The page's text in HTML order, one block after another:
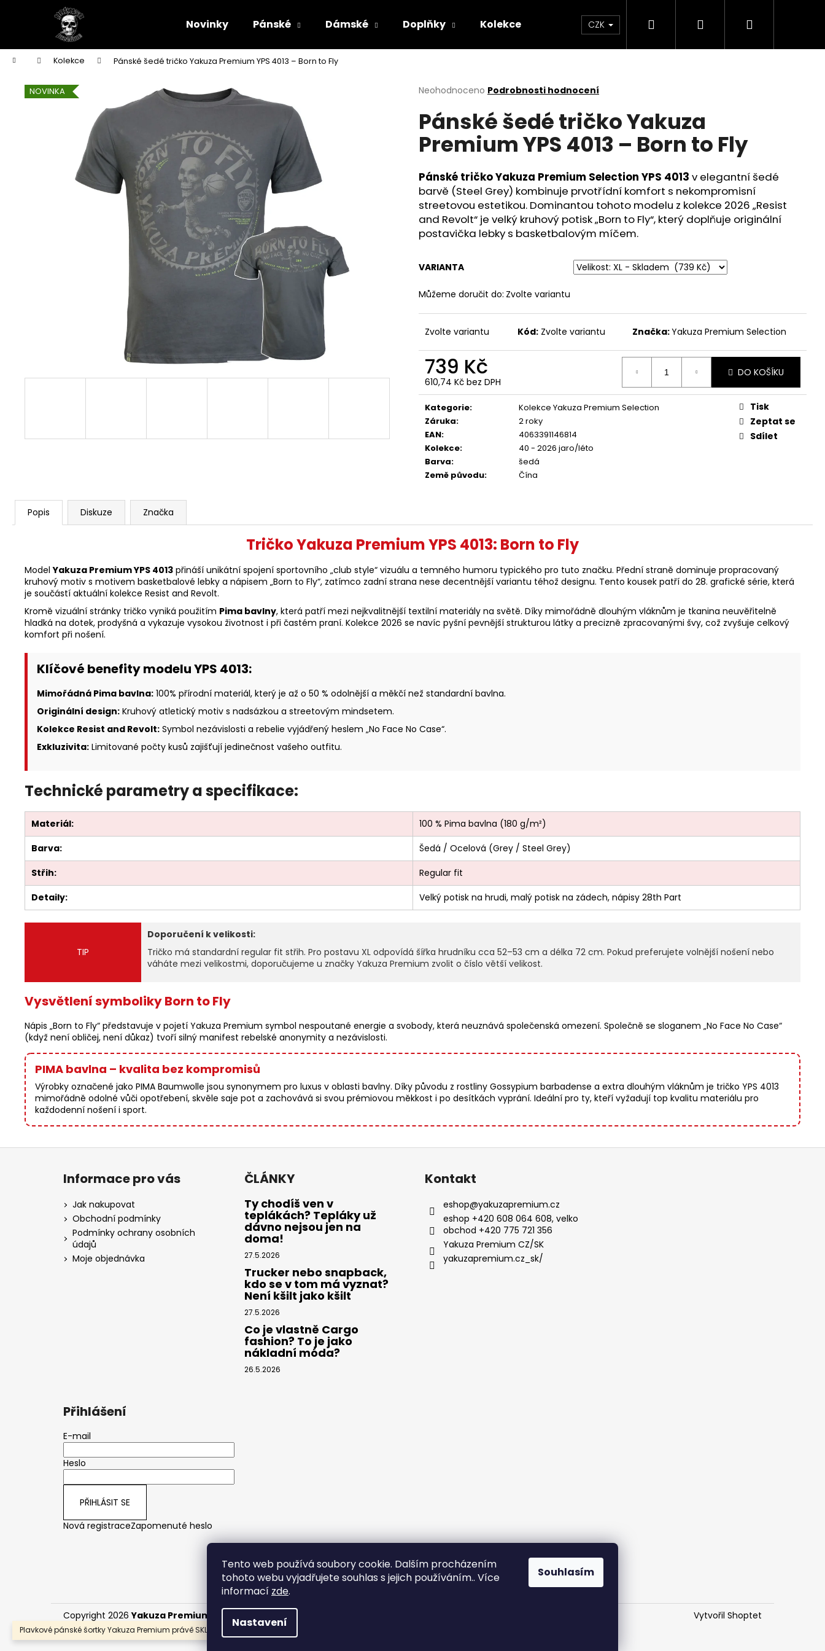
Tento web používá soubory cookie. Dalším procházením
tohoto webu vyjadřujete souhlas s jejich používáním.. Více
informací zde.
Nastavení
Souhlasím
Plavkové pánské šortky Yakuza Premium právě SKLADEM
Novinky Pánské Dámské Doplňky Kolekce Kontakt Velkoobchod Obchodní
CZK Hledat PřihlášeníNákupní
Domů Kolekce Pánské šedé tričko Yakuza Premium YPS 4013 – Born to Fly
Průměrné
produktu
je
0,0
hvězdiček.
Neohodnoceno Podrobnosti hodnocení
Pánské šedé tričko Yakuza
Premium YPS 4013 – Born to Fly
Pánské tričko Yakuza Premium Selection YPS 4013 v elegantní šedé
barvě (Steel Grey) kombinuje prvotřídní komfort s nekompromisní
streetovou estetikou. Dominantou tohoto modelu z kolekce 2026 „Resist
and Revolt“ je velký kruhový potisk „Born to Fly“, který doplňuje originální
postavička lebky s basketbalovým míčem.
VARIANTA
Můžeme doručit do: Zvolte variantu
Zvolte variantu Kód: Zvolte variantu Značka:Yakuza Premium Selection
739 Kč
610,74 Kč bez DPH
Měrná
cena:
DO KOŠÍKU
Kategorie:
Kolekce Yakuza Premium Selection
Záruka:
2 roky
EAN:
4063391146814
Kolekce:
40 - 2026 jaro/léto
Barva:
šedá
Země původu: Čína
Tisk
Zeptat se
Sdílet
NOVINKA
Popis Diskuze Značka
Tričko Yakuza Premium YPS 4013: Born to Fly
ModelYakuza Premium YPS 4013 přináší unikátní spojení sportovního „club style“ vizuálu a temného humoru typického pro tuto značku. Přední straně dominuje propracovaný
kruhový motiv s motivem basketbalové lebky a nápisem „Born to Fly“, zatímco zadní strana nese decentnější variantu téhož designu. Tento kousek patří do 28. grafické série, která
je součástí aktuální kolekce Resist and Revolt.
Kromě vizuální stránky tričko vyniká použitím Pima bavlny, která patří mezi nejkvalitnější textilní materiály na světě. Díky mimořádně dlouhým vláknům je tkanina neuvěřitelně
hladká na dotek, prodyšná a vykazuje vysokou životnost i při častém praní. Kolekce 2026 se navíc pyšní pevnější strukturou látky a precizně zpracovanými švy, což zvyšuje celkový
komfort při nošení.
Klíčové benefity modelu YPS 4013:
Mimořádná Pima bavlna: 100% přírodní materiál, který je až o 50 % odolnější a měkčí než standardní bavlna.
Originální design: Kruhový atletický motiv s nadsázkou a streetovým mindsetem.
Kolekce Resist and Revolt: Symbol nezávislosti a rebelie vyjádřený heslem „No Face No Case“.
Exkluzivita: Limitované počty kusů zajišťují jedinečnost vašeho outfitu.
Technické parametry a specifikace:
Materiál:
100 % Pima bavlna (180 g/m²)
Barva:
Šedá / Ocelová (Grey / Steel Grey)
Střih:
Regular fit
Detaily:
Velký potisk na hrudi, malý potisk na zádech, nápisy 28th Part
TIP
Doporučení k velikosti:
Tričko má standardní regular fit střih. Pro postavu XL odpovídá šířka hrudníku cca 52–53 cm a délka 72 cm. Pokud preferujete volnější nošení nebo
váháte mezi velikostmi, doporučujeme u značky Yakuza Premium zvolit o číslo větší velikost.
Vysvětlení symboliky Born to Fly
Nápis „Born to Fly“ představuje v pojetí Yakuza Premium symbol nespoutané energie a svobody, která neuznává společenská omezení. Společně se sloganem „No Face No Case“
(když není obličej, není důkaz) tvoří silný manifest rebelské anonymity a nezávislosti.
PIMA bavlna – kvalita bez kompromisů
Výrobky označené jako PIMA Baumwolle jsou synonymem pro luxus v oblasti bavlny. Díky původu z rostliny Gossypium barbadense a extra dlouhým vláknům je tričko YPS 4013
mimořádně odolné vůči opotřebení, skvěle saje pot a zachovává si svou prémiovou měkkost i po desítkách vyprání. Ideální pro ty, kteří vyžadují top kvalitu materiálu pro
každodenní nošení i sport.
í
Zpět
do
obchodu
Zpět
do
obchodu
Co potřebujete najít?
HLEDAT
Doporučujeme
CARGO KRAŤASY YAKUZA PREMIUM
1 623 Kč
ČERNÉ PÁNSKÉ TEPLÁKY YAKUZA
PREMIUM YPJO 4029
PÁNSKÁ VESTA YAKUZA PREMIUM 3966
BORN TO BURN – ŽLUTÁ
2 449 Kč
Informace pro vás
Jak nakupovat
Obchodní podmínky
Podmínky ochrany osobních
údajů
Moje objednávka
ČLÁNKY
Ty chodíš ven v
teplákách? Tepláky už
dávno nejsou jen na
doma!
27.5.2026
Trucker nebo snapback,
kdo se v tom má vyznat?
Není kšilt jako kšilt
27.5.2026
Co je vlastně Cargo
fashion? To je jako
nákladní móda?
26.5.2026
Kontakt
eshop@yakuzapremium.cz
eshop +420 608 064 608, velko
obchod +420 775 721 356
Yakuza Premium CZ/SK
yakuzapremium.cz_sk/
Přihlášení
E-mail
Heslo
PŘIHLÁSIT SE
Nová registraceZapomenuté heslo
yps
Vytvořil Shoptet
Copyright 2026Yakuza Premium CZ/SK . Všechna práva vyhrazena.